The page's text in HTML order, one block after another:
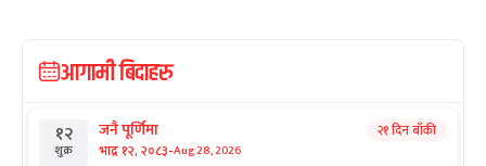
आगामी बिदाहरु
१२
शुक्र
जनै पूर्णिमा
भाद्र १२, २०८३-Aug 28, 2026
२१ दिन बाँकी